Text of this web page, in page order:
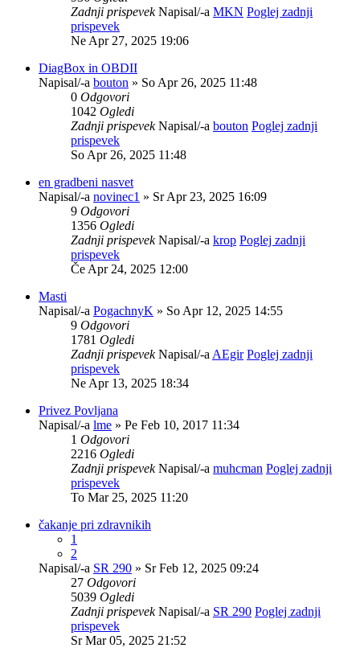
Zadnji prispevekNapisal/-a MKN Poglej zadnji
prispevek
Ne Apr 27, 2025 19:06
DiagBox in OBDII
Napisal/-a bouton » So Apr 26, 2025 11:48
0 Odgovori
1042 Ogledi
Zadnji prispevekNapisal/-a bouton Poglej zadnji
prispevek
So Apr 26, 2025 11:48
en gradbeni nasvet
Napisal/-a novinec1 » Sr Apr 23, 2025 16:09
9 Odgovori
1356 Ogledi
Zadnji prispevekNapisal/-a krop Poglej zadnji
prispevek
Če Apr 24, 2025 12:00
Masti
Napisal/-a PogachnyK » So Apr 12, 2025 14:55
9 Odgovori
1781 Ogledi
Zadnji prispevekNapisal/-a AEgir Poglej zadnji
prispevek
Ne Apr 13, 2025 18:34
Privez Povljana
Napisal/-a lme » Pe Feb 10, 2017 11:34
1 Odgovori
2216 Ogledi
Zadnji prispevekNapisal/-a muhcman Poglej zadnji
prispevek
To Mar 25, 2025 11:20
čakanje pri zdravnikih
1
2
Napisal/-a SR 290 » Sr Feb 12, 2025 09:24
27 Odgovori
5039 Ogledi
Zadnji prispevekNapisal/-a SR 290 Poglej zadnji
prispevek
Sr Mar 05, 2025 21:52